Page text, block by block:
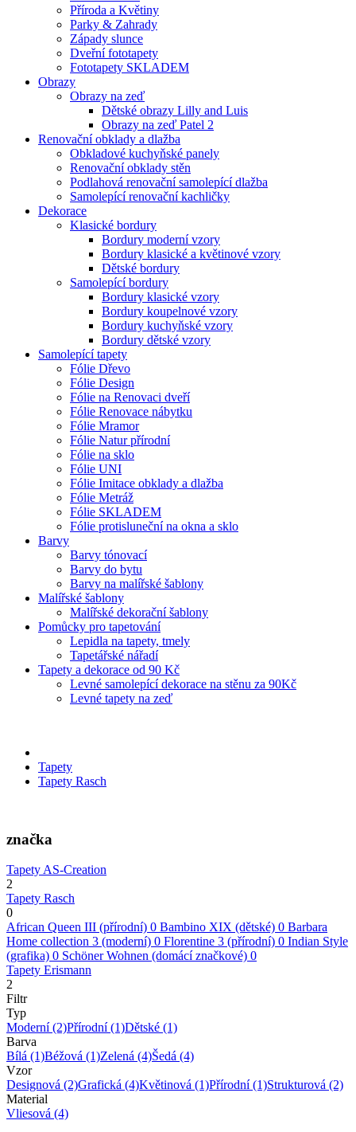
Příroda a Květiny
Parky & Zahrady
Západy slunce
Dveřní fototapety
Fototapety SKLADEM
Obrazy
Obrazy na zeď
Dětské obrazy Lilly and Luis
Obrazy na zeď Patel 2
Renovační obklady a dlažba
Obkladové kuchyňské panely
Renovační obklady stěn
Podlahová renovační samolepící dlažba
Samolepící renovační kachličky
Dekorace
Klasické bordury
Bordury moderní vzory
Bordury klasické a květinové vzory
Dětské bordury
Samolepící bordury
Bordury klasické vzory
Bordury koupelnové vzory
Bordury kuchyňské vzory
Bordury dětské vzory
Samolepící tapety
Fólie Dřevo
Fólie Design
Fólie na Renovaci dveří
Fólie Renovace nábytku
Fólie Mramor
Fólie Natur přírodní
Fólie na sklo
Fólie UNI
Fólie Imitace obklady a dlažba
Fólie Metráž
Fólie SKLADEM
Fólie protisluneční na okna a sklo
Barvy
Barvy tónovací
Barvy do bytu
Barvy na malířské šablony
Malířské šablony
Malířské dekorační šablony
Pomůcky pro tapetování
Lepidla na tapety, tmely
Tapetářské nářadí
Tapety a dekorace od 90 Kč
Levné samolepící dekorace na stěnu za 90Kč
Levné tapety na zeď
Tapety
Tapety Rasch
značka
Tapety AS-Creation
2
Tapety Rasch
0
African Queen III (přírodní) 0 Bambino XIX (dětské) 0 Barbara
Home collection 3 (moderní) 0 Florentine 3 (přírodní) 0 Indian Style
(grafika) 0 Schöner Wohnen (domácí značkové) 0
Tapety Erismann
2
Filtr
Typ
Moderní(2)Přírodní(1)Dětské (1)
Barva
Bílá (1)Béžová (1)Zelená (4)Šedá (4)
Vzor
Designová (2)Grafická (4)Květinová (1)Přírodní(1)Strukturová (2)
Material
Vliesová (4)